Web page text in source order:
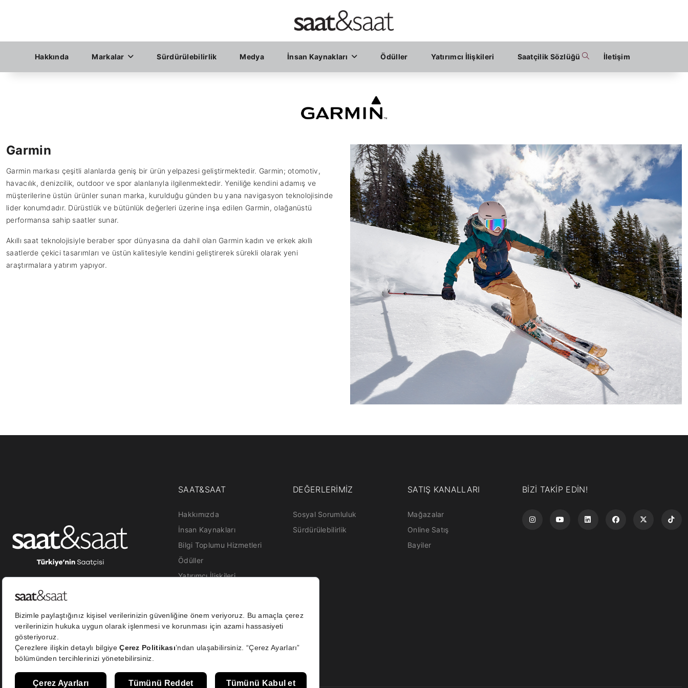
Hakkında Markalar Sürdürülebilirlik Medya İnsan Kaynakları Ödüller Yatırımcı İlişkileri Saatçilik Sözlüğü İletişim
Garmin
Garmin markası çeşitli alanlarda geniş bir ürün yelpazesi geliştirmektedir. Garmin; otomotiv,
havacılık, denizcilik, outdoor ve spor alanlarıyla ilgilenmektedir. Yeniliğe kendini adamış ve
müşterilerine üstün ürünler sunan marka, kurulduğu günden bu yana navigasyon teknolojisinde
lider konumdadır. Dürüstlük ve bütünlük değerleri üzerine inşa edilen Garmin, olağanüstü
performansa sahip saatler sunar.
Akıllı saat teknolojisiyle beraber spor dünyasına da dahil olan Garmin kadın ve erkek akıllı
saatlerde çekici tasarımları ve üstün kalitesiyle kendini geliştirerek sürekli olarak yeni
araştırmalara yatırım yapıyor.
SAAT&SAAT
Hakkımızda
İnsan Kaynakları
Bilgi Toplumu Hizmetleri
Ödüller
Yatırımcı İlişkileri
Sosyal Medya Aydınlatma
DEĞERLERİMİZ
Sosyal Sorumluluk
Sürdürülebilirlik
SATIŞ KANALLARI
Mağazalar
Online Satış
Bayiler
BİZİ TAKİP EDİN!